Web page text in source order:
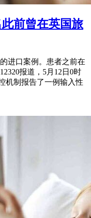
前曾在英国旅
进口案例。患者之前在
报道，5月12日0时
机制报告了一例输入性